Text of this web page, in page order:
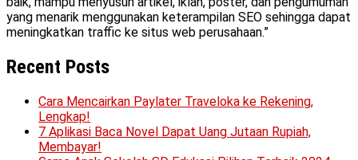
yang menarik menggunakan keterampilan SEO sehingga dapat
meningkatkan traffic ke situs web perusahaan.”
Recent Posts
Cara Mencairkan Paylater Traveloka ke Rekening,
Lengkap!
7 Aplikasi Baca Novel Dapat Uang Jutaan Rupiah,
Membayar!